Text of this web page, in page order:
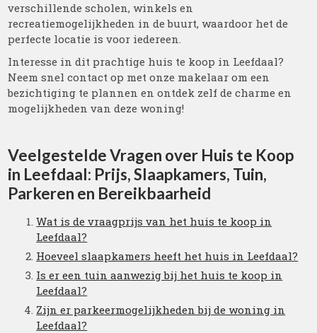
verschillende scholen, winkels en
recreatiemogelijkheden in de buurt, waardoor het de
perfecte locatie is voor iedereen.
Interesse in dit prachtige huis te koop in Leefdaal?
Neem snel contact op met onze makelaar om een
bezichtiging te plannen en ontdek zelf de charme en
mogelijkheden van deze woning!
Veelgestelde Vragen over Huis te Koop
in Leefdaal: Prijs, Slaapkamers, Tuin,
Parkeren en Bereikbaarheid
Wat is de vraagprijs van het huis te koop in
Leefdaal?
Hoeveel slaapkamers heeft het huis in Leefdaal?
Is er een tuin aanwezig bij het huis te koop in
Leefdaal?
Zijn er parkeermogelijkheden bij de woning in
Leefdaal?